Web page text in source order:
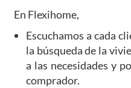
En Flexihome,
Escuchamos a cada
la búsqueda de la
a las necesidades y
comprador.